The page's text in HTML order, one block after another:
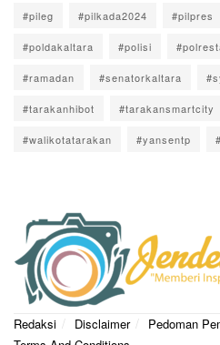
#pileg #pilkada2024 #pilpres
#poldakaltara #polisi
#ramadan #senatorkaltara
#tarakanhibot #tarakansmartcity
#walikotatarakan #yansentp
Redaksi Disclaimer
Pedoman